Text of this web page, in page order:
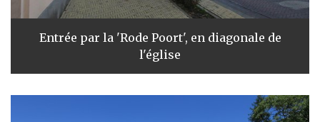
Entrée par la 'Rode Poort', en diagonale de
l'église